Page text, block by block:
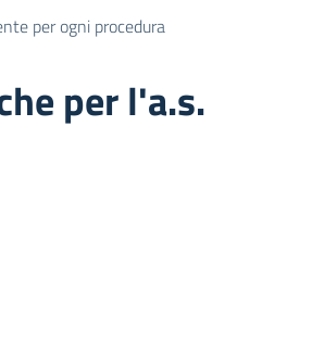
per ogni procedura
per l'a.s.